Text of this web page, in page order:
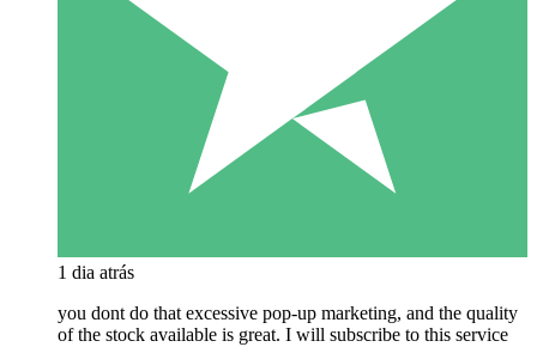
1 dia atrás
you dont do that excessive pop-up marketing, and the quality
of the stock available is great. I will subscribe to this service